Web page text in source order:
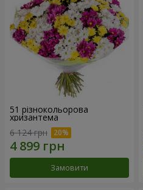
51 різнокольорова
хризантема
6 124 грн
Замовити